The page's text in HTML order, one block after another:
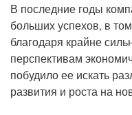
В последние годы
больших успехов, в
благодаря крайне
перспективам
побудило ее искать
развития и роста на